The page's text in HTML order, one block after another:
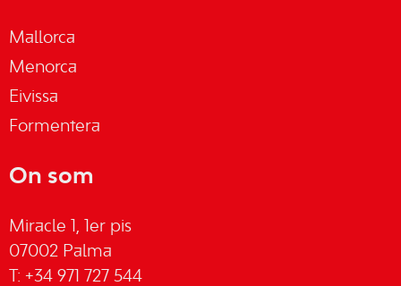
Mallorca
Menorca
Eivissa
Formentera
On som
Miracle 1, 1er pis
07002 Palma
T: +34 971 727 544